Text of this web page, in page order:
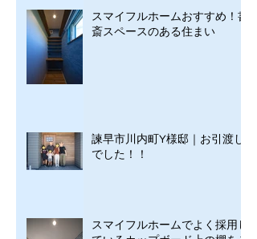
スマイフルホームおすすめ！書
斎スペースのある住まい
諫早市川内町Y様邸｜お引渡し
でした！！
スマイフルホームでよく採用し